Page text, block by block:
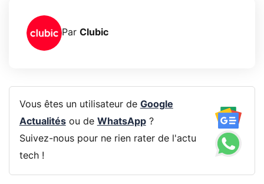
Par Clubic
Vous êtes un utilisateur de Google
Actualitésou de WhatsApp?
Suivez-nous pour ne rien rater de l'actu
tech !